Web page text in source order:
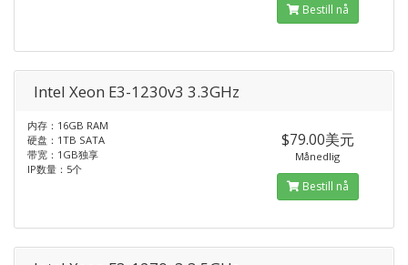
Bestill nå
Intel Xeon E3-1230v3 3.3GHz
内存：16GB RAM
硬盘：1TB SATA
带宽：1GB独享
IP数量：5个
$79.00美元
Månedlig
Bestill nå